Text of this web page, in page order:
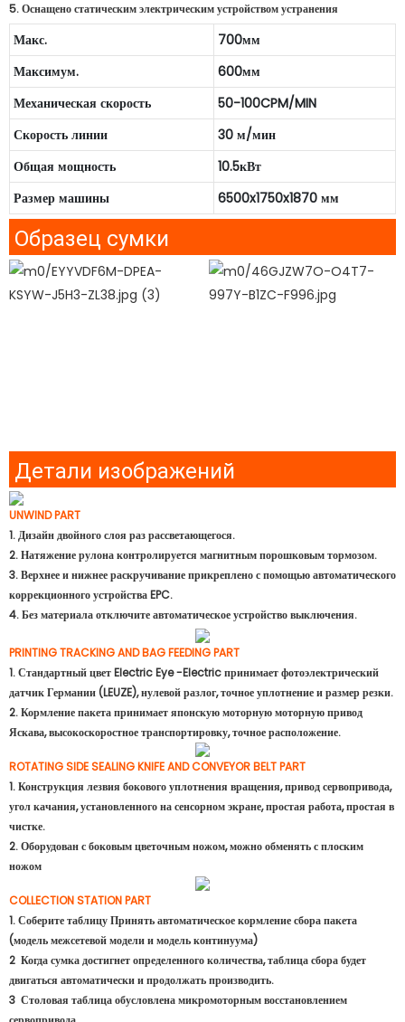
5. Оснащено статическим электрическим устройством устранения
Макс.
700мм
Максимум.
600мм
Механическая скорость
50-100CPM/MIN
Скорость линии
30 м/мин
Общая мощность
10.5кВт
Размер машины
6500x1750x1870 мм
Образец сумки
Детали изображений
UNWIND PART
1. Дизайн двойного слоя раз рассветающегося.
2. Натяжение рулона контролируется магнитным порошковым тормозом.
3. Верхнее и нижнее раскручивание прикреплено с помощью автоматического
коррекционного устройства EPC.
4. Без материала отключите автоматическое устройство выключения.
PRINTING TRACKING AND BAG FEEDING PART
1. Стандартный цвет Electric Eye -Electric принимает фотоэлектрический
датчик Германии (LEUZE), нулевой разлог, точное уплотнение и размер резки.
2. Кормление пакета принимает японскую моторную моторную привод
Яскава, высокоскоростное транспортировку, точное расположение.
ROTATING SIDE SEALING KNIFE AND CONVEYOR BELT PART
1. Конструкция лезвия бокового уплотнения вращения, привод сервопривода,
угол качания, установленного на сенсорном экране, простая работа, простая в
чистке.
2. Оборудован с боковым цветочным ножом, можно обменять с плоским
ножом
COLLECTION STATION PART
1. Соберите таблицу Принять автоматическое кормление сбора пакета
(модель межсетевой модели и модель континуума)
2 Когда сумка достигнет определенного количества, таблица сбора будет
двигаться автоматически и продолжать производить.
3 Столовая таблица обусловлена ​​микромоторным восстановлением